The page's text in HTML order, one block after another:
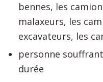
bennes, les
malaxeurs, les
excavateurs, les
personne
durée